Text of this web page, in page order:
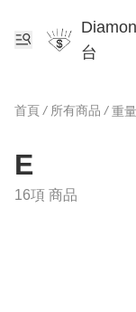
台
首頁 / 所有商品 / 重
E
16項 商品